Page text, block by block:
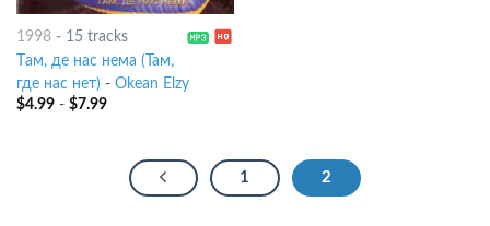
1998- 15 tracks
Tам, де нас нема (Там,
где нас нет) - Okean Elzy
$4.99- $7.99
1 2